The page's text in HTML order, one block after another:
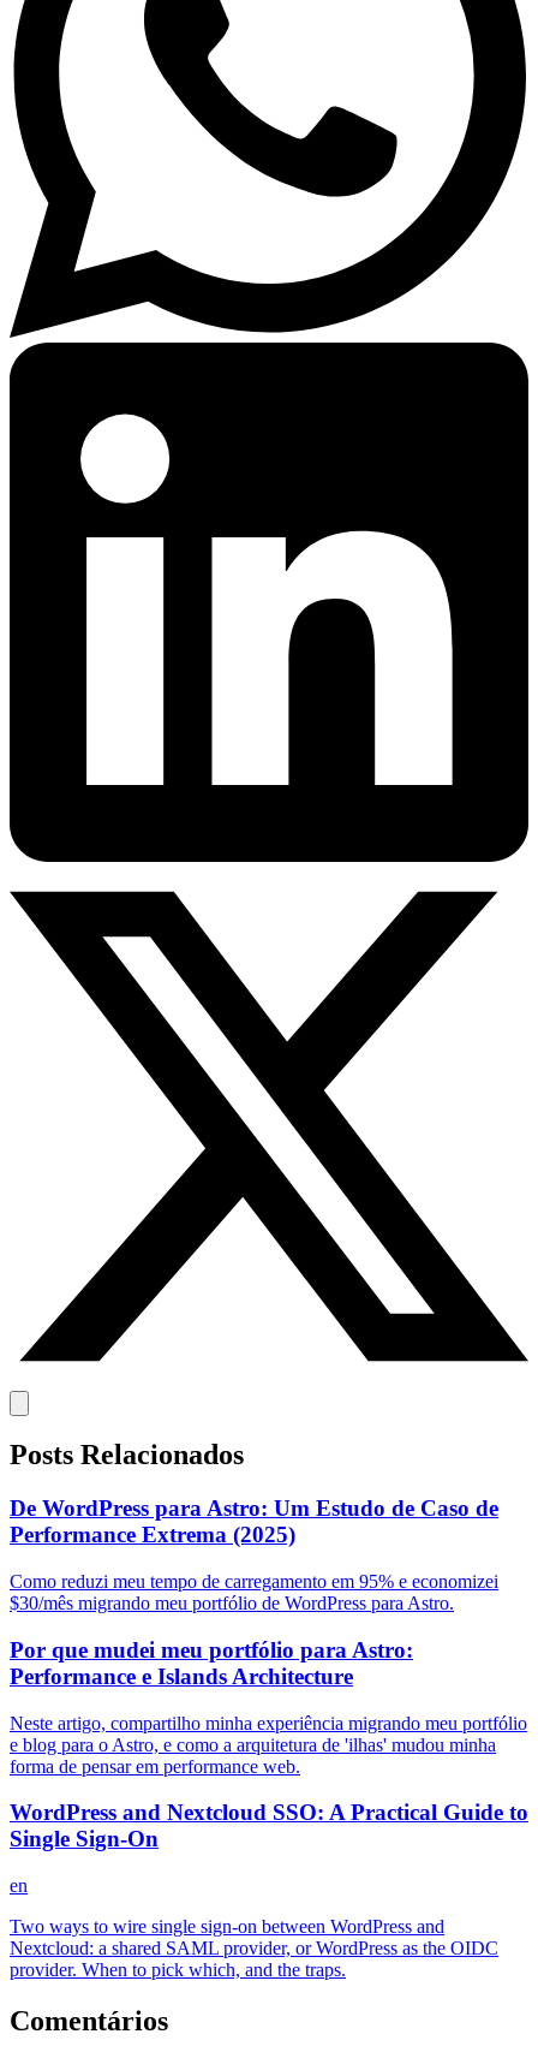
Posts Relacionados
De WordPress para Astro: Um Estudo de Caso de
Performance Extrema (2025)
Como reduzi meu tempo de carregamento em 95% e economizei
$30/mês migrando meu portfólio de WordPress para Astro.
Por que mudei meu portfólio para Astro:
Performance e Islands Architecture
Neste artigo, compartilho minha experiência migrando meu portfólio
e blog para o Astro, e como a arquitetura de 'ilhas' mudou minha
forma de pensar em performance web.
WordPress and Nextcloud SSO: A Practical Guide to
Single Sign-On
en
Two ways to wire single sign-on between WordPress and
Nextcloud: a shared SAML provider, or WordPress as the OIDC
provider. When to pick which, and the traps.
Comentários